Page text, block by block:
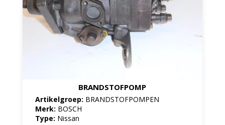
BRANDSTOFPOMP
Artikelgroep: BRANDSTOFPOMPEN
Merk: BOSCH
Type: Nissan